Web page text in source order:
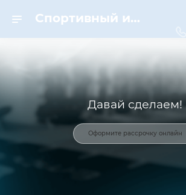
Спортивный инвентарь и оборудование для спорта в Москве | Dynamic-Sport
Давай сделаем!
Оформите рассрочку онлайн